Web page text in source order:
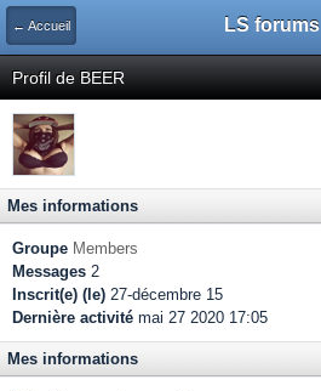
← Accueil LS forums
Profil de BEER
Mes informations
Groupe Members
Messages 2
Inscrit(e) (le) 27-décembre 15
Dernière activité mai 27 2020 17:05
Mes informations